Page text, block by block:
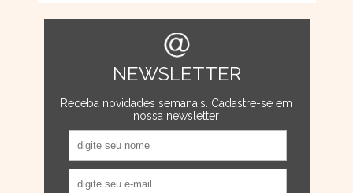
NEWSLETTER
Receba novidades semanais. Cadastre-se em
nossa newsletter